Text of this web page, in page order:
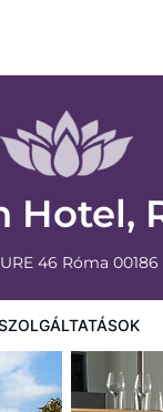
Hotel,
46 Róma 00186
A